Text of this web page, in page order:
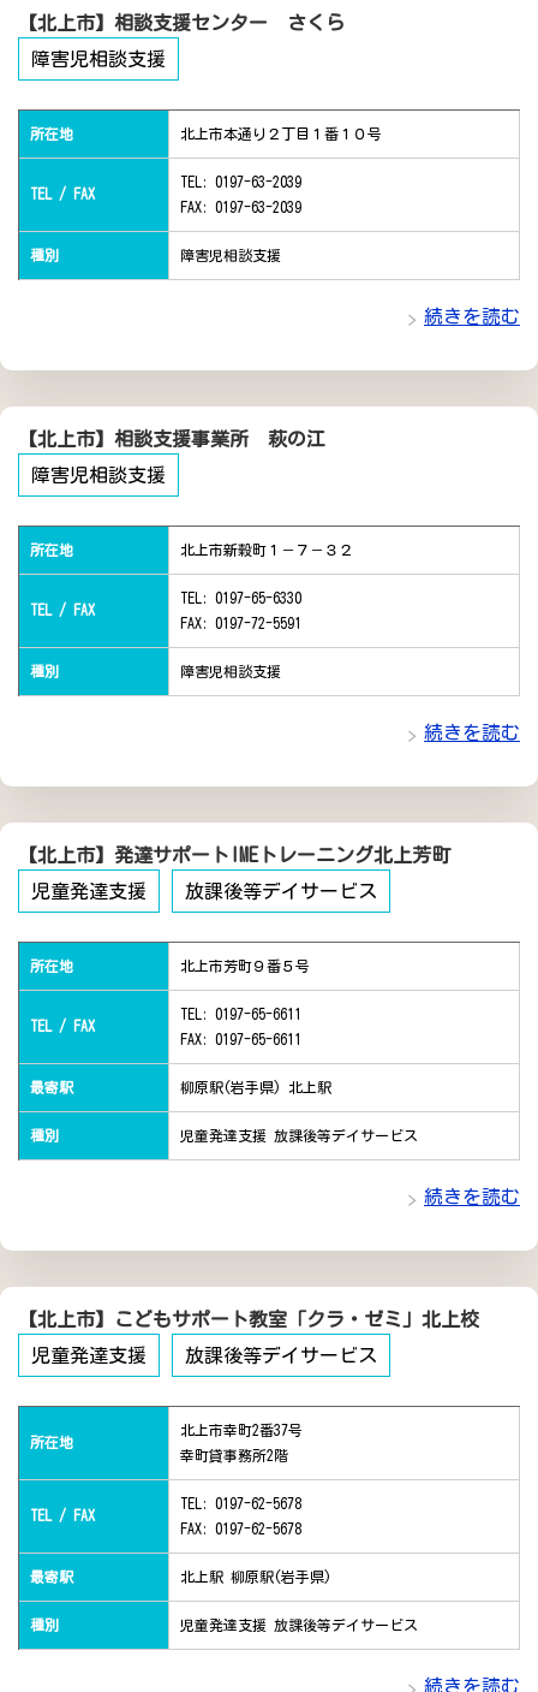
【北上市】相談支援センター さくら
障害児相談支援
所在地 北上市本通り２丁目１番１０号
TEL / FAX
TEL: 0197-63-2039
FAX: 0197-63-2039
種別 障害児相談支援
続きを読む
【北上市】相談支援事業所 萩の江
障害児相談支援
所在地 北上市新穀町１－７－３２
TEL / FAX
TEL: 0197-65-6330
FAX: 0197-72-5591
種別 障害児相談支援
続きを読む
【北上市】発達サポートIMEトレーニング北上芳町
児童発達支援
放課後等デイサービス
所在地 北上市芳町９番５号
TEL / FAX
TEL: 0197-65-6611
FAX: 0197-65-6611
最寄駅 柳原駅(岩手県) 北上駅
種別 児童発達支援 放課後等デイサービス
続きを読む
【北上市】こどもサポート教室「クラ・ゼミ」北上校
児童発達支援
放課後等デイサービス
所在地
北上市幸町2番37号
幸町貸事務所2階
TEL / FAX
TEL: 0197-62-5678
FAX: 0197-62-5678
最寄駅 北上駅 柳原駅(岩手県)
種別 児童発達支援 放課後等デイサービス
続きを読む